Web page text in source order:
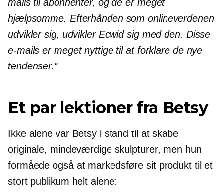
mails til abonnenter, og de er meget
hjælpsomme. Efterhånden som onlineverdenen
udvikler sig, udvikler Ecwid sig med den. Disse
e-mails er meget nyttige til at forklare de nye
tendenser."
Et par lektioner fra Betsy
Ikke alene var Betsy i stand til at skabe
originale, mindeværdige skulpturer, men hun
formåede også at markedsføre sit produkt til et
stort publikum helt alene: